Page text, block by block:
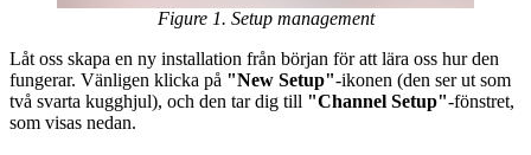
Figure 1. Setup management
Låt oss skapa en ny installation från början för att lära oss hur den
fungerar. Vänligen klicka på "New Setup"-ikonen (den ser ut som
två svarta kugghjul), och den tar dig till "Channel Setup"-fönstret,
som visas nedan.